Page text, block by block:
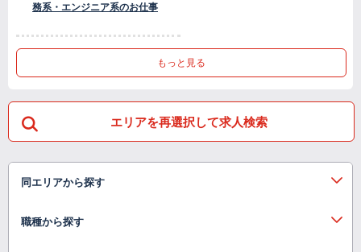
務系・エンジニア系のお仕事
もっと見る
エリアを再選択して求人検索
同エリアから探す
職種から探す